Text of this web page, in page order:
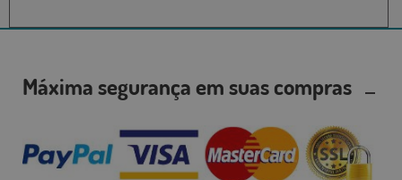
Máxima segurança em suas compras